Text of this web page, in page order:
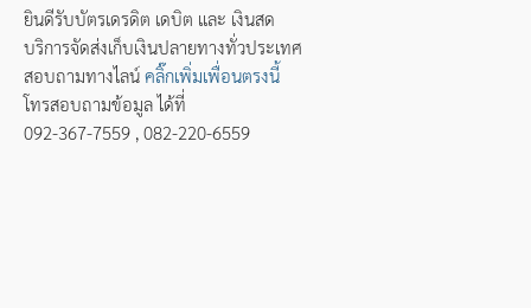
ยินดีรับบัตรเดรดิต เดบิต และ เงินสด
บริการจัดส่งเก็บเงินปลายทางทั่วประเทศ
สอบถามทางไลน์ คลิ๊กเพิ่มเพื่อนตรงนี้
โทรสอบถามข้อมูล ได้ที่
092-367-7559 , 082-220-6559